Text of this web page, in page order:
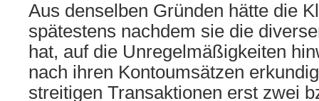
Aus denselben Gründen hätte die
spätestens nachdem sie die
hat, auf die Unregelmäßigkeiten
nach ihren Kontoumsätzen
streitigen Transaktionen erst zwei